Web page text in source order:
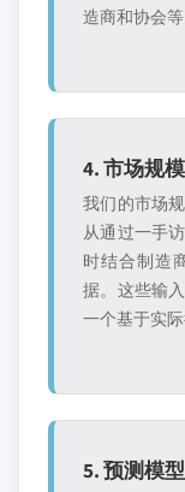
造商和协会
4. 市场规
我们的市场
从通过一手
时结合制造
据。这些输
一个基于实
5. 预测模